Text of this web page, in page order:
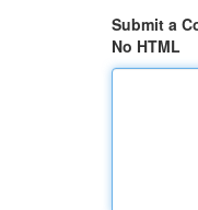
Submit a
No HTML